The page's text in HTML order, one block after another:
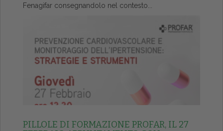
Fenagifar consegnandolo nel contesto...
PILLOLE DI FORMAZIONE PROFAR, IL 27